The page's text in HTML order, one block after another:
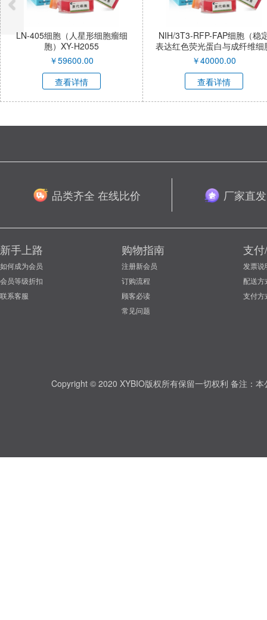
NIH/3T3-RFP-FAP细胞（稳定
表达红色荧光蛋白与成纤维细胞
激活蛋白α小鼠胚胎成纤维细
胞）XY-M053R-SL
￥40000.00
查看详情
HAP1细胞（人慢性
细胞）XY-
￥2900.00
查看详情
品类齐全 在线比价 厂家直
新手上路
如何成为会员
会员等级折扣
联系客服
购物指南
注册新会员
订购流程
顾客必读
常见问题
支
发票说
配送方
支付方
Copyright © 2020 XYBIO版权所有保留一切权利 备注：